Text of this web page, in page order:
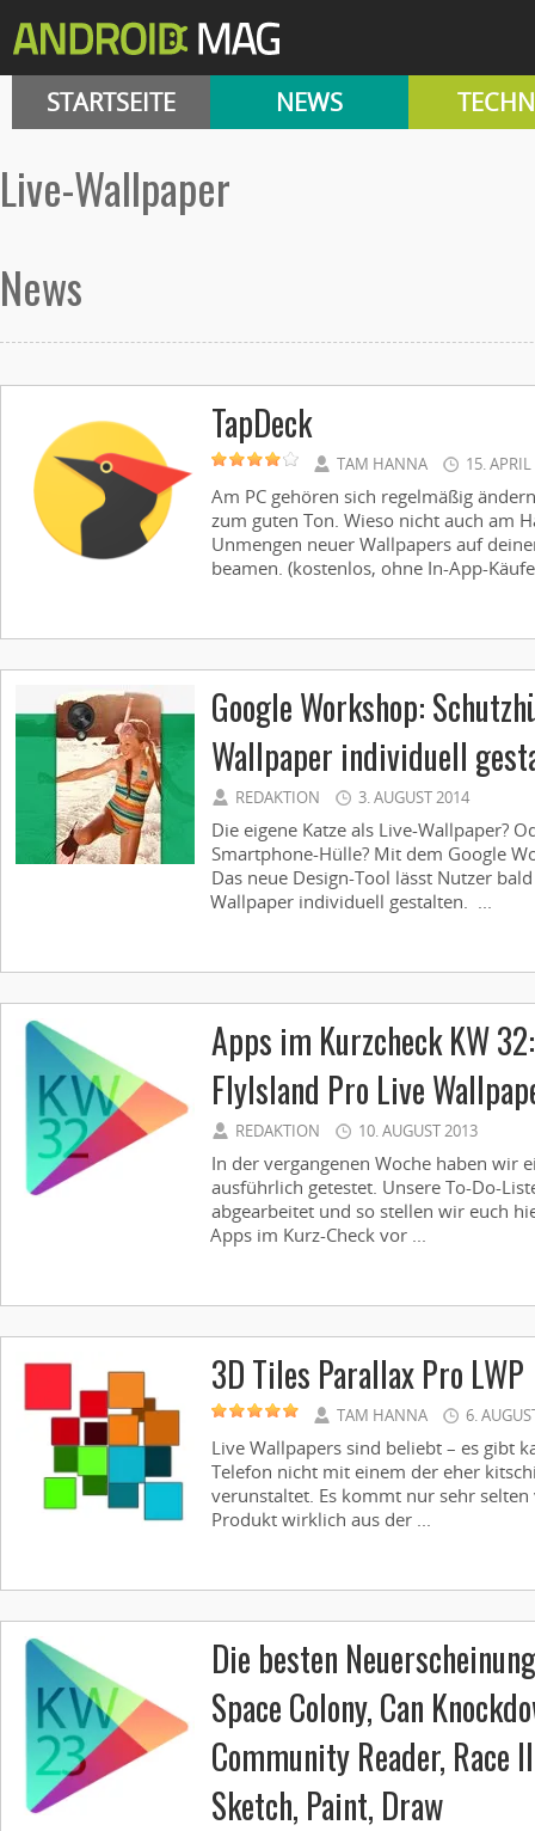
STARTSEITE NEWS
Live-Wallpaper
News
TapDeck
TAM HANNA 15.
Am PC gehören sich regelmäßig
zum guten Ton. Wieso nicht auch am
Unmengen neuer Wallpapers auf
beamen. (kostenlos, ohne In-App-
Google Workshop:
Wallpaper individuell
REDAKTION 3. AUGUST 2014
Die eigene Katze als Live-Wallpaper?
Smartphone-Hülle? Mit dem Google
Das neue Design-Tool lässt Nutzer
Wallpaper individuell gestalten. ...
Apps im Kurzcheck KW
FlyIsland Pro Live
REDAKTION 10. AUGUST 2013
In der vergangenen Woche haben wir
ausführlich getestet. Unsere To-Do-
abgearbeitet und so stellen wir euch
Apps im Kurz-Check vor ...
3D Tiles Parallax Pro LWP
TAM HANNA 6.
Live Wallpapers sind beliebt – es gibt
Telefon nicht mit einem der eher
verunstaltet. Es kommt nur sehr
Produkt wirklich aus der ...
Die besten
Space Colony, Can
Community Reader, Race
Sketch, Paint, Draw